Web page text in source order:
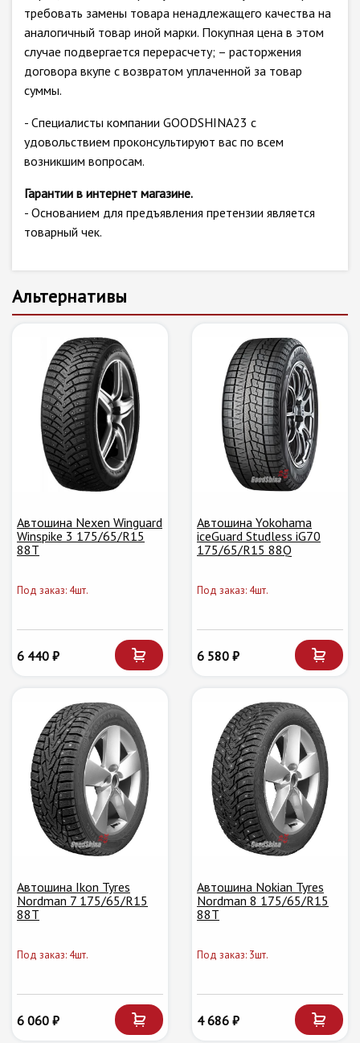
требовать замены товара ненадлежащего качества на
аналогичный товар иной марки. Покупная цена в этом
случае подвергается перерасчету; – расторжения
договора вкупе с возвратом уплаченной за товар
суммы.
- Специалисты компании GOODSHINA23 с
удовольствием проконсультируют вас по всем
возникшим вопросам.
Гарантии в интернет магазине.
- Основанием для предъявления претензии является
товарный чек.
Альтернативы
Автошина Nexen Winguard
Winspike 3 175/65/R15
88T
Под заказ: 4шт.
6 440 ₽
Автошина Yokohama
iceGuard Studless iG70
175/65/R15 88Q
Под заказ: 4шт.
6 580 ₽
Автошина Ikon Tyres
Nordman 7 175/65/R15
88T
Под заказ: 4шт.
6 060 ₽
Автошина Nokian Tyres
Nordman 8 175/65/R15
88T
Под заказ: 3шт.
4 686 ₽